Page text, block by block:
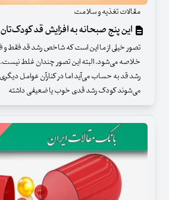
مقالات تغذیه و سلامت
این پنج صبحانه به افزایش قد
تصور خیلی از ما این است که شاخص رشد قد فقط و
خلاصه می‌شود. البته این تصور چندان غلط
رشد قد به حساب می‌آید اما در کنارآن عوامل
می‌شوند کودک رشد قدی خوب یا ضعیفی داشته